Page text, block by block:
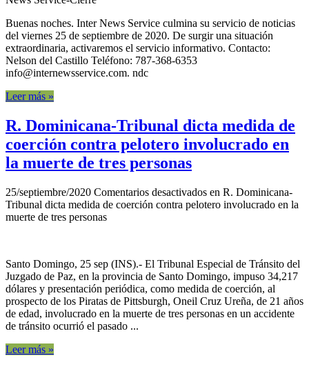
Buenas noches. Inter News Service culmina su servicio de noticias
del viernes 25 de septiembre de 2020. De surgir una situación
extraordinaria, activaremos el servicio informativo. Contacto:
Nelson del Castillo Teléfono: 787-368-6353
info@internewsservice.com. ndc
Leer más »
R. Dominicana-Tribunal dicta medida de
coerción contra pelotero involucrado en
la muerte de tres personas
25/septiembre/2020 Comentarios desactivados en R. Dominicana-
Tribunal dicta medida de coerción contra pelotero involucrado en la
muerte de tres personas
Santo Domingo, 25 sep (INS).- El Tribunal Especial de Tránsito del
Juzgado de Paz, en la provincia de Santo Domingo, impuso 34,217
dólares y presentación periódica, como medida de coerción, al
prospecto de los Piratas de Pittsburgh, Oneil Cruz Ureña, de 21 años
de edad, involucrado en la muerte de tres personas en un accidente
de tránsito ocurrió el pasado ...
Leer más »